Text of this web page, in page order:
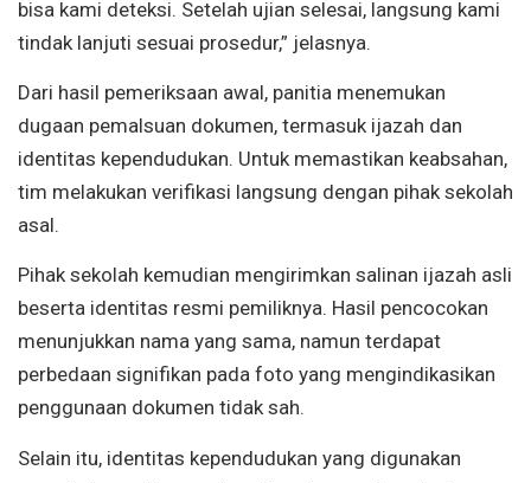
bisa kami deteksi. Setelah ujian selesai, langsung kami
tindak lanjuti sesuai prosedur,” jelasnya.
Dari hasil pemeriksaan awal, panitia menemukan
dugaan pemalsuan dokumen, termasuk ijazah dan
identitas kependudukan. Untuk memastikan keabsahan,
tim melakukan verifikasi langsung dengan pihak sekolah
asal.
Pihak sekolah kemudian mengirimkan salinan ijazah asli
beserta identitas resmi pemiliknya. Hasil pencocokan
menunjukkan nama yang sama, namun terdapat
perbedaan signifikan pada foto yang mengindikasikan
penggunaan dokumen tidak sah.
Selain itu, identitas kependudukan yang digunakan